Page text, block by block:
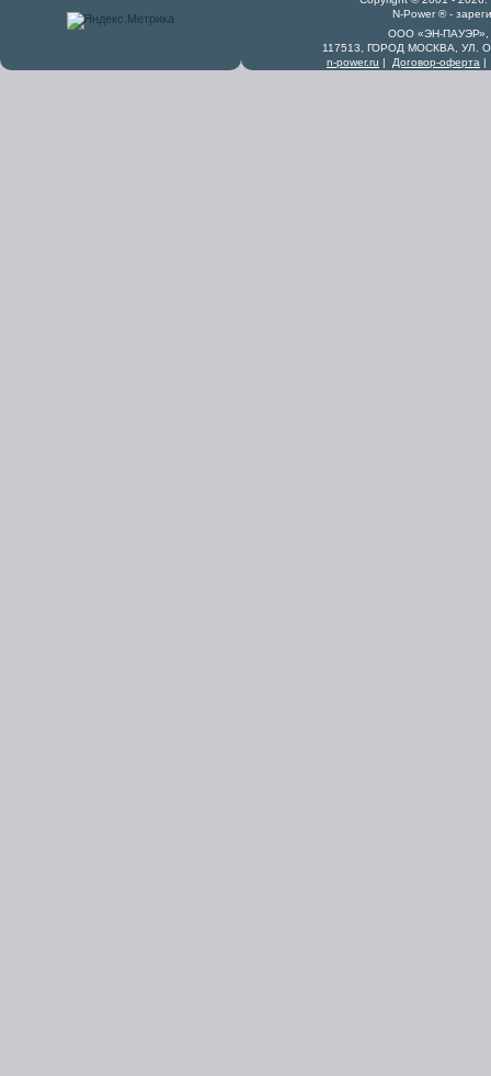
N-Power ® -
ООО «ЭН-ПАУЭР»,
117513, ГОРОД МОСКВА, УЛ.
n-power.ru | Договор-оферта